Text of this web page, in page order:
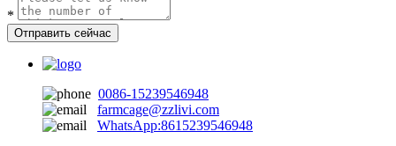
*
Отправить сейчас
0086-15239546948
farmcage@zzlivi.com
WhatsApp:8615239546948